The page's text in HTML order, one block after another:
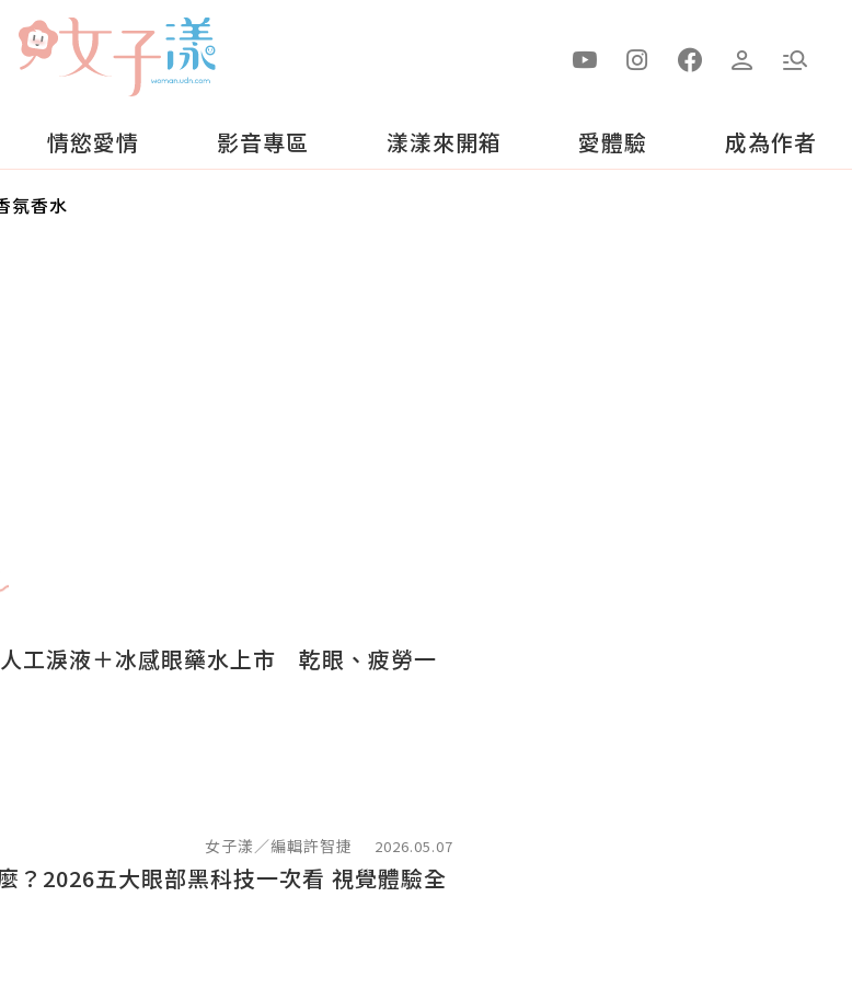
情慾愛情 影音專區 漾漾來開箱 愛體驗 成為作者
氛香水
工淚液＋冰感眼藥水上市 乾眼、疲勞一
女子漾／編輯許智捷 2026.05.07
？2026五大眼部黑科技一次看 視覺體驗全